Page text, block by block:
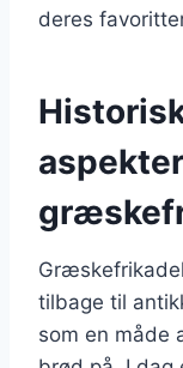
deres
tilbage til
som en måde